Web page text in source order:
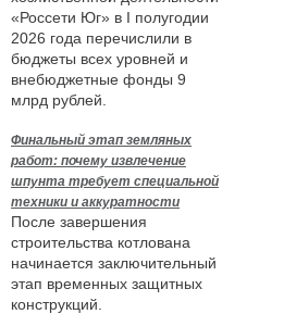
«Россети Юг» в I полугодии
2026 года перечислили в
бюджеты всех уровней и
внебюджетные фонды 9
млрд рублей.
Финальный этап земляных
работ: почему извлечение
шпунта требует специальной
техники и аккуратности
После завершения
строительства котлована
начинается заключительный
этап временных защитных
конструкций.